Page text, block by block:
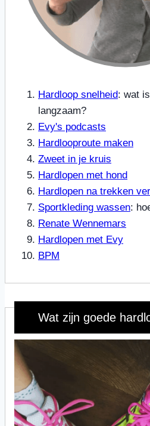
Hardloop snelheid: wat
langzaam?
Evy's podcasts
Hardlooproute maken
Zweet in je kruis
Hardlopen met hond
Hardlopen na trekken
Sportkleding wassen:
Renate Wennemars
Hardlopen met Evy
BPM
Wat zijn goede